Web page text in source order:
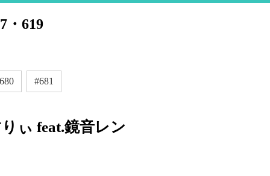
・619
#681
ぃ feat.鏡音レン